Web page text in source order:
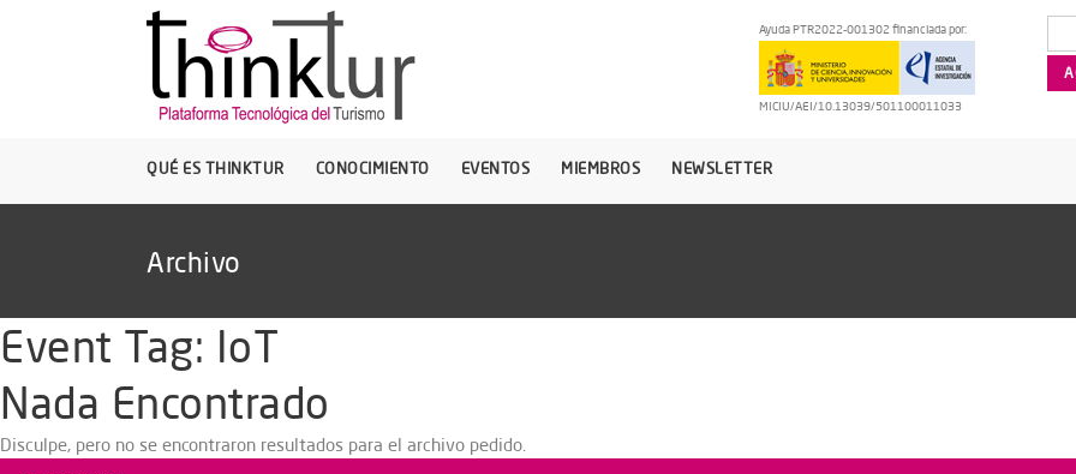
Ayuda PTR2022-001302 financiada por:
MICIU/AEI/10.13039/501100011033
QUÉ ES THINKTUR CONOCIMIENTO EVENTOS MIEMBROS NEWSLETTER
Archivo
Event Tag: IoT
Nada Encontrado
Disculpe, pero no se encontraron resultados para el archivo pedido.